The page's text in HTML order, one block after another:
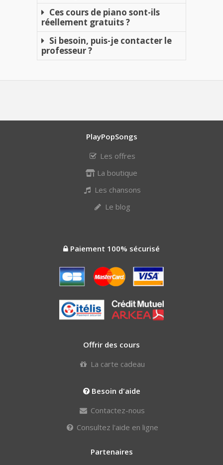
Ces cours de piano sont-ils
réellement gratuits ?
Si besoin, puis-je contacter le
professeur ?
PlayPopSongs
Les offres
La boutique
Les chansons
Le blog
Paiement 100% sécurisé
Offrir des cours
La carte cadeau
Besoin d'aide
Contactez-nous
Consultez l'aide en ligne
Partenaires